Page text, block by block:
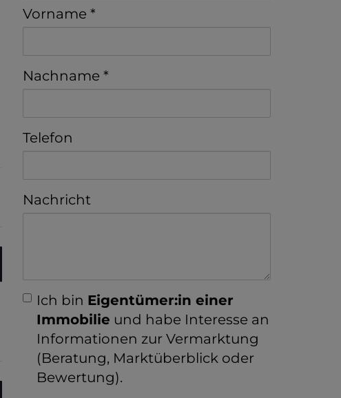
Vorname
Nachname
Telefon
Nachricht
Ich bin Eigentümer:in einer
Immobilie und habe Interesse an
Informationen zur Vermarktung
(Beratung, Marktüberblick oder
Bewertung).